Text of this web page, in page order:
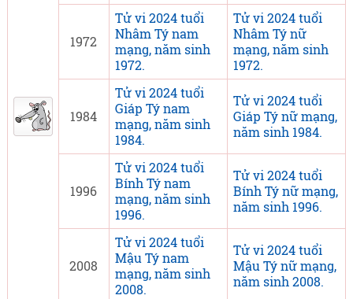
1972
Tử vi 2024 tuổi
Nhâm Tý nam
mạng, năm sinh
1972.
Tử vi 2024 tuổi
Nhâm Tý nữ
mạng, năm sinh
1972.
1984
Tử vi 2024 tuổi
Giáp Tý nam
mạng, năm sinh
1984.
Tử vi 2024 tuổi
Giáp Tý nữ mạng,
năm sinh 1984.
1996
Tử vi 2024 tuổi
Bính Tý nam
mạng, năm sinh
1996.
Tử vi 2024 tuổi
Bính Tý nữ mạng,
năm sinh 1996.
2008
Tử vi 2024 tuổi
Mậu Tý nam
mạng, năm sinh
2008.
Tử vi 2024 tuổi
Mậu Tý nữ mạng,
năm sinh 2008.